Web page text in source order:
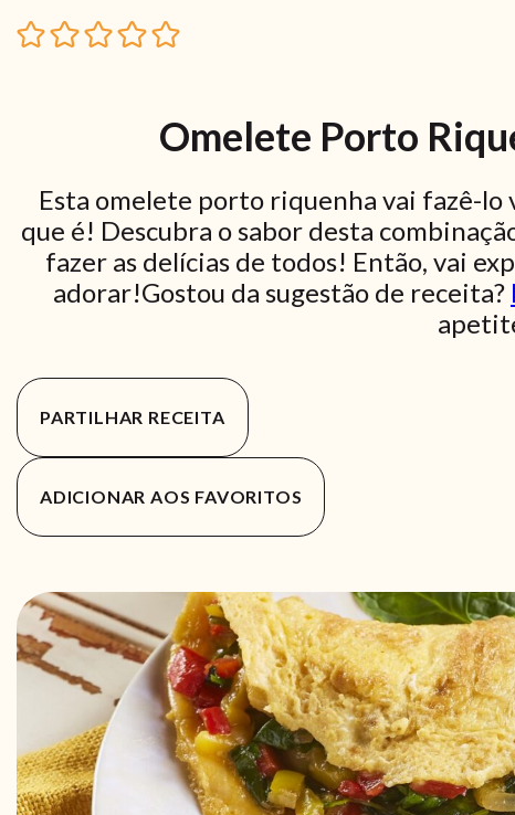
Omelete Porto
Esta omelete porto riquenha vai fazê-lo
que é! Descubra o sabor desta
fazer as delícias de todos! Então, vai
adorar!Gostou da sugestão de receita?
PARTILHAR RECEITA
ADICIONAR AOS FAVORITOS